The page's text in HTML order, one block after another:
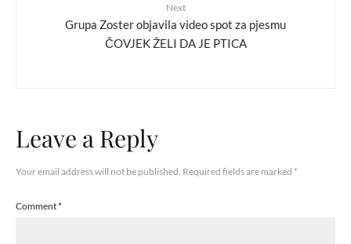
Next
Grupa Zoster objavila video spot za pjesmu
ČOVJEK ŽELI DA JE PTICA
Leave a Reply
Your email address will not be published. Required fields are marked *
Comment*